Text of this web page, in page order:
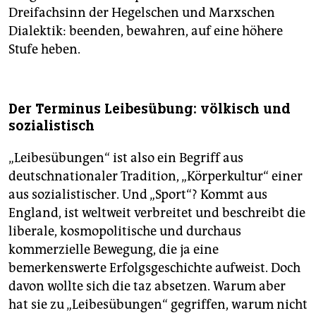
Dreifachsinn der Hegelschen und Marxschen
Dialektik: beenden, bewahren, auf eine höhere
Stufe heben.
Der Terminus Leibesübung: völkisch und
sozialistisch
„Leibesübungen“ ist also ein Begriff aus
deutschnationaler Tradition, „Körperkultur“ einer
aus sozialistischer. Und „Sport“? Kommt aus
England, ist weltweit verbreitet und beschreibt die
liberale, kosmopolitische und durchaus
kommerzielle Bewegung, die ja eine
bemerkenswerte Erfolgsgeschichte aufweist. Doch
davon wollte sich die taz absetzen. Warum aber
hat sie zu „Leibesübungen“ gegriffen, warum nicht